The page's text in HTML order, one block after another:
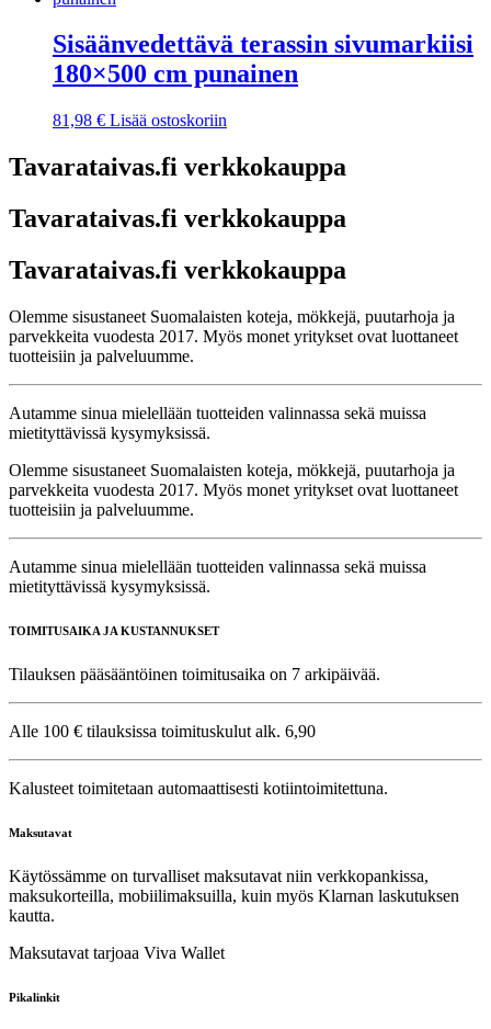
Sisäänvedettävä terassin sivumarkiisi
180×500 cm punainen
81,98 € Lisää ostoskoriin
Tavarataivas.fi verkkokauppa
Tavarataivas.fi verkkokauppa
Tavarataivas.fi verkkokauppa
Olemme sisustaneet Suomalaisten koteja, mökkejä, puutarhoja ja
parvekkeita vuodesta 2017. Myös monet yritykset ovat luottaneet
tuotteisiin ja palveluumme.
Autamme sinua mielellään tuotteiden valinnassa sekä muissa
mietityttävissä kysymyksissä.
Olemme sisustaneet Suomalaisten koteja, mökkejä, puutarhoja ja
parvekkeita vuodesta 2017. Myös monet yritykset ovat luottaneet
tuotteisiin ja palveluumme.
Autamme sinua mielellään tuotteiden valinnassa sekä muissa
mietityttävissä kysymyksissä.
TOIMITUSAIKA JA KUSTANNUKSET
Tilauksen pääsääntöinen toimitusaika on 7 arkipäivää.
Alle 100 € tilauksissa toimituskulut alk. 6,90
Kalusteet toimitetaan automaattisesti kotiintoimitettuna.
Maksutavat
Käytössämme on turvalliset maksutavat niin verkkopankissa,
maksukorteilla, mobiilimaksuilla, kuin myös Klarnan laskutuksen
kautta.
Maksutavat tarjoaa Viva Wallet
Pikalinkit